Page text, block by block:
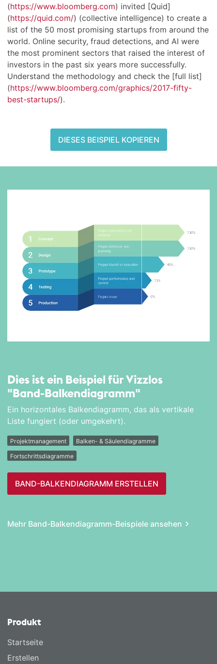
(https://www.bloomberg.com) invited [Quid]
(https://quid.com/) (collective intelligence) to create a
list of the 50 most promising startups from around the
world. Online security, fraud detections, and AI were
the most prominent sectors that raised the interest of
investors in the past six years more successfully.
Understand the methodology and check the [full list]
(https://www.bloomberg.com/graphics/2017-fifty-
best-startups/).
DIESES BEISPIEL KOPIEREN
Dies ist ein Beispiel für Vizzlos
"Band-Balkendiagramm"
Ein horizontales Balkendiagramm, das als vertikale
Liste fungiert (oder umgekehrt).
Projektmanagement Balken- & Säulendiagramme
Fortschrittsdiagramme
BAND-BALKENDIAGRAMM ERSTELLEN
Mehr Band-Balkendiagramm-Beispiele ansehen
Produkt
Startseite
Erstellen